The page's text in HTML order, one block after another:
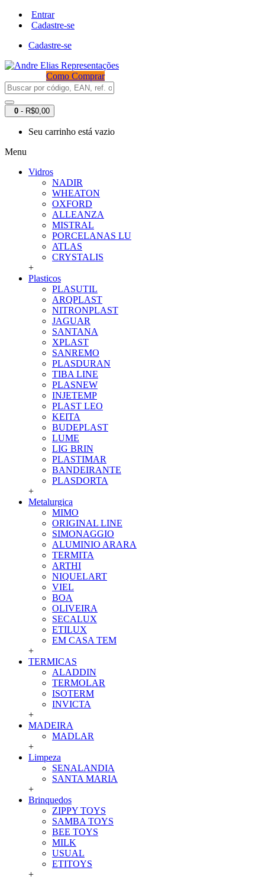
Entrar
Cadastre-se
Cadastre-se
Como Comprar
0 - R$0,00
Seu carrinho está vazio
Menu
Vidros
NADIR
WHEATON
OXFORD
ALLEANZA
MISTRAL
PORCELANAS LU
ATLAS
CRYSTALIS
+
Plasticos
PLASUTIL
ARQPLAST
NITRONPLAST
JAGUAR
SANTANA
XPLAST
SANREMO
PLASDURAN
TIBA LINE
PLASNEW
INJETEMP
PLAST LEO
KEITA
BUDEPLAST
LUME
LIG BRIN
PLASTIMAR
BANDEIRANTE
PLASDORTA
+
Metalurgica
MIMO
ORIGINAL LINE
SIMONAGGIO
ALUMINIO ARARA
TERMITA
ARTHI
NIQUELART
VIEL
BOA
OLIVEIRA
SECALUX
ETILUX
EM CASA TEM
+
TERMICAS
ALADDIN
TERMOLAR
ISOTERM
INVICTA
+
MADEIRA
MADLAR
+
Limpeza
SENALANDIA
SANTA MARIA
+
Brinquedos
ZIPPY TOYS
SAMBA TOYS
BEE TOYS
MILK
USUAL
ETITOYS
+